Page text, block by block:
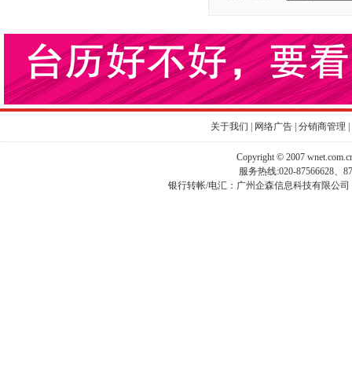
关于我们 网络广告 分销商管理
Copyright © 2007
服务热线:020-87566628、
银行转帐/电汇：广州企森信息科技有限公